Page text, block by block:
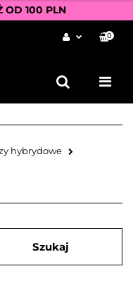
OD 100 PLN
Zarejestruj się
Dodaj zgłoszenie
Zgody cookies
0
hybrydowe
Szukaj